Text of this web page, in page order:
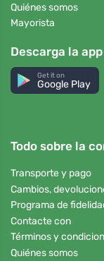
Quiénes somos
Mayorista
Descarga la app
Get it on
Google Play
Todo sobre la
Transporte y pago
Cambios,
Programa de
Contacte con
Términos y
Quiénes somos